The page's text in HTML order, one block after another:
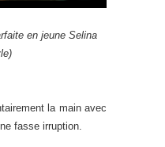
en jeune Selina
la main avec
ne fasse irruption.